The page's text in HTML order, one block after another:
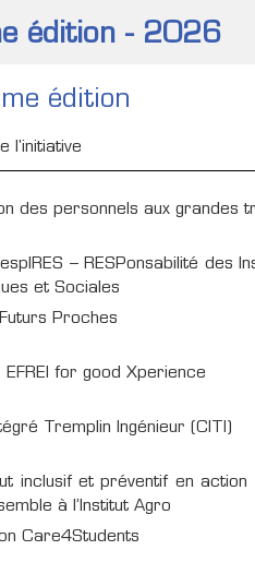
édition - 2026
édition
l'initiative
des personnels aux grandes
– RESPonsabilité des
et Sociales
Proches
for good Xperience
Tremplin Ingénieur (CITI)
inclusif et préventif en
à l’Institut Agro
Care4Students